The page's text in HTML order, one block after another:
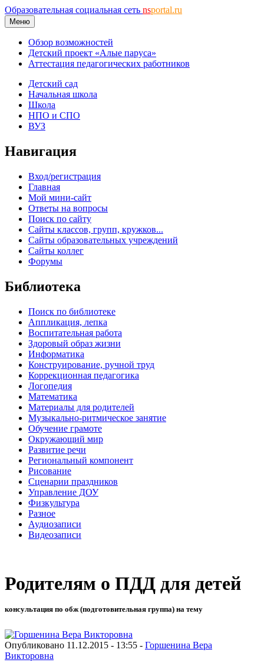
Образовательная социальная сеть nsportal.ru
Меню
Обзор возможностей
Детский проект «Алые паруса»
Аттестация педагогических работников
Детский сад
Начальная школа
Школа
НПО и СПО
ВУЗ
Навигация
Вход/регистрация
Главная
Мой мини-сайт
Ответы на вопросы
Поиск по сайту
Сайты классов, групп, кружков...
Сайты образовательных учреждений
Сайты коллег
Форумы
Библиотека
Поиск по библиотеке
Аппликация, лепка
Воспитательная работа
Здоровый образ жизни
Информатика
Конструирование, ручной труд
Коррекционная педагогика
Логопедия
Математика
Материалы для родителей
Музыкально-ритмическое занятие
Обучение грамоте
Окружающий мир
Развитие речи
Региональный компонент
Рисование
Сценарии праздников
Управление ДОУ
Физкультура
Разное
Аудиозаписи
Видеозаписи
Родителям о ПДД для детей
консультация по обж (подготовительная группа) на тему
Опубликовано 11.12.2015 - 13:55 - Горшенина Вера
Викторовна